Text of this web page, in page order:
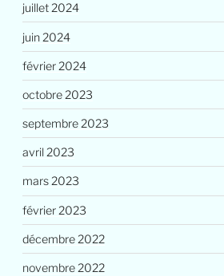
juillet 2024
juin 2024
février 2024
octobre 2023
septembre 2023
avril 2023
mars 2023
février 2023
décembre 2022
novembre 2022